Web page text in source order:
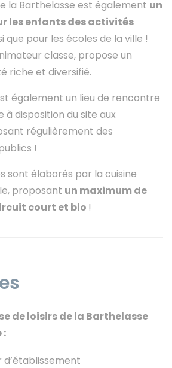
la Barthelasse est également un
les enfants des activités
que pour les écoles de la ville !
classe, propose un
riche et diversifié.
également un lieu de rencontre
disposition du site aux
régulièrement des
!
sont élaborés par la cuisine
proposant un maximum de
court et bio !
de loisirs de la Barthelasse
:
d’établissement